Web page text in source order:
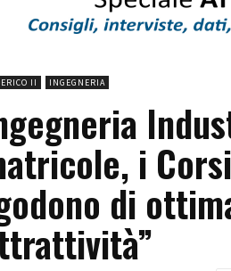
II INGEGNERIA
i
di